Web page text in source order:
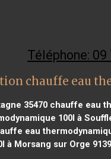
Téléphone: 09
chauffe eau
35470chauffe eau
100l à
eau
à Morsang sur Orge